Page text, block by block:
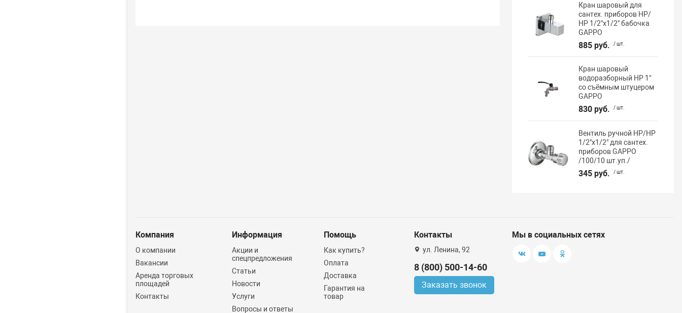
Кран шаровый для
сантех. приборов НР/
НР 1/2"х1/2" бабочка
GAPPO
885 руб. / шт.
Кран шаровый
водоразборный НР 1"
со съёмным штуцером
GAPPO
830 руб. / шт.
Вентиль ручной НР/НР
1/2"х1/2" для сантех.
приборов GAPPO
/100/10 шт.уп./
345 руб. / шт.
Компания
О компании
Вакансии
Аренда торговых
площадей
Контакты
Информация
Акции и
спецпредложения
Статьи
Новости
Услуги
Вопросы и ответы
Помощь
Как купить?
Оплата
Доставка
Гарантия на
товар
Контакты
ул. Ленина, 92
8 (800) 500-14-60
Заказать звонок
Мы в социальных сетях